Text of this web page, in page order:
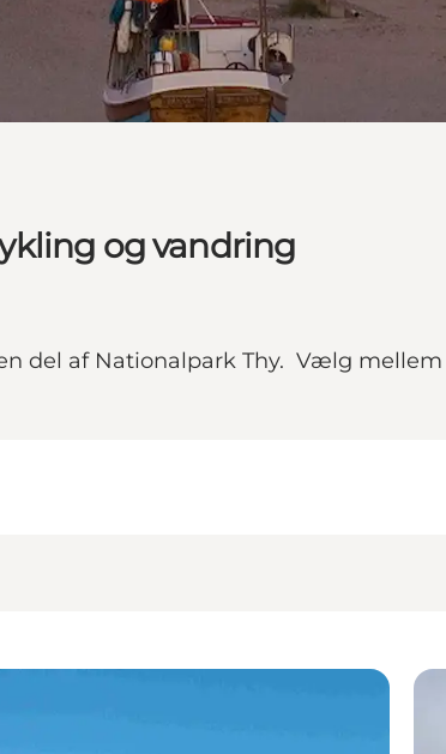
og vandring
del af Nationalpark Thy. Vælg